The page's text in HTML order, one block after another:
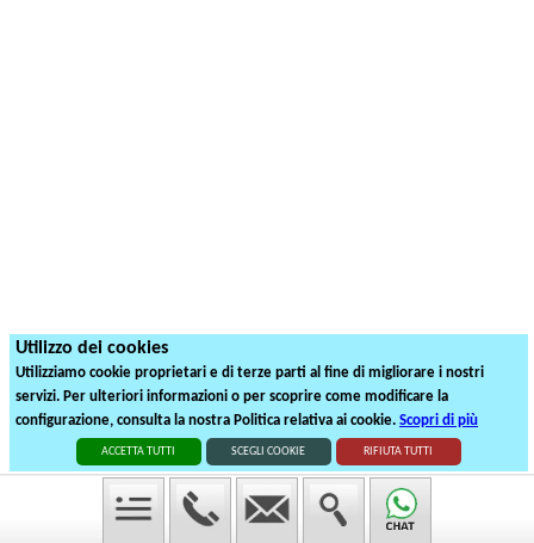
Utilizzo dei cookies
Utilizziamo cookie proprietari e di terze parti al fine di migliorare i nostri
servizi. Per ulteriori informazioni o per scoprire come modificare la
configurazione, consulta la nostra Politica relativa ai cookie. Scopri di più
ACCETTA TUTTI SCEGLI COOKIE RIFIUTA TUTTI